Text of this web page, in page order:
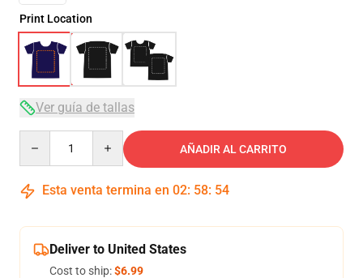
Print Location
Ver guía de tallas
AÑADIR AL CARRITO
Esta venta termina en 02: 58: 53
Deliver to United States
Cost to ship:$6.99